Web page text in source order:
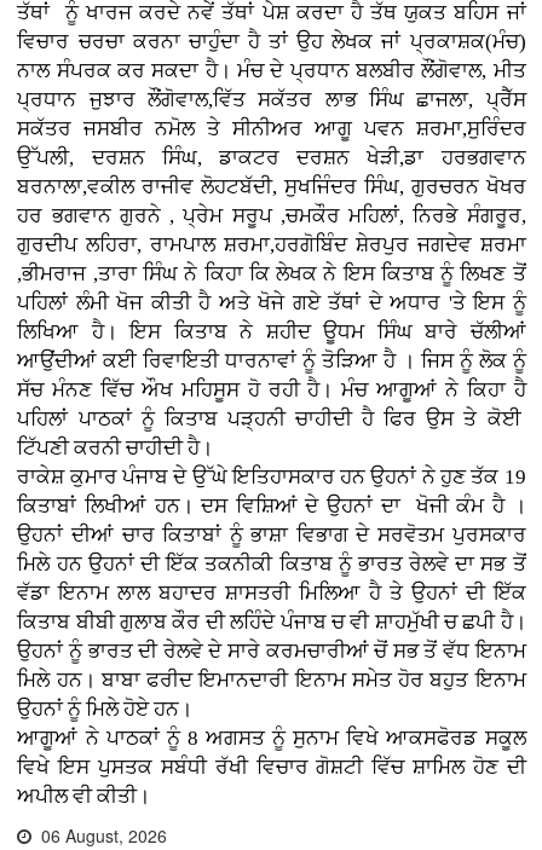
ਤੱਥਾਂ ਨੂੰ ਖਾਰਜ ਕਰਦੇ ਨਵੇਂ ਤੱਥਾਂ ਪੇਸ਼ ਕਰਦਾ ਹੈ ਤੱਥ ਯੁਕਤ ਬਹਿਸ ਜਾਂ
ਵਿਚਾਰ ਚਰਚਾ ਕਰਨਾ ਚਾਹੁੰਦਾ ਹੈ ਤਾਂ ਉਹ ਲੇਖਕ ਜਾਂ ਪ੍ਰਕਾਸ਼ਕ(ਮੰਚ)
ਨਾਲ ਸੰਪਰਕ ਕਰ ਸਕਦਾ ਹੈ। ਮੰਚ ਦੇ ਪ੍ਰਧਾਨ ਬਲਬੀਰ ਲੌਂਗੋਵਾਲ, ਮੀਤ
ਪ੍ਰਧਾਨ ਜੁਝਾਰ ਲੌਂਗੋਵਾਲ,ਵਿੱਤ ਸਕੱਤਰ ਲਾਭ ਸਿੰਘ ਛਾਜਲਾ, ਪ੍ਰੈੱਸ
ਸਕੱਤਰ ਜਸਬੀਰ ਨਮੋਲ ਤੇ ਸੀਨੀਅਰ ਆਗੂ ਪਵਨ ਸ਼ਰਮਾ,ਸੁਰਿੰਦਰ
ਉੱਪਲੀ, ਦਰਸ਼ਨ ਸਿੰਘ, ਡਾਕਟਰ ਦਰਸ਼ਨ ਖੇੜੀ,ਡਾ ਹਰਭਗਵਾਨ
ਬਰਨਾਲਾ,ਵਕੀਲ ਰਾਜੀਵ ਲੋਹਟਬੱਦੀ, ਸੁਖਜਿੰਦਰ ਸਿੰਘ, ਗੁਰਚਰਨ ਖੋਖਰ
ਹਰ ਭਗਵਾਨ ਗੁਰਨੇ , ਪ੍ਰੇਮ ਸਰੂਪ ,ਚਮਕੌਰ ਮਹਿਲਾਂ, ਨਿਰਭੇ ਸੰਗਰੂਰ,
ਗੁਰਦੀਪ ਲਹਿਰਾ, ਰਾਮਪਾਲ ਸ਼ਰਮਾ,ਹਰਗੋਬਿੰਦ ਸ਼ੇਰਪੁਰ ਜਗਦੇਵ ਸ਼ਰਮਾ
,ਭੀਮਰਾਜ ,ਤਾਰਾ ਸਿੰਘ ਨੇ ਕਿਹਾ ਕਿ ਲੇਖਕ ਨੇ ਇਸ ਕਿਤਾਬ ਨੂੰ ਲਿਖਣ ਤੋਂ
ਪਹਿਲਾਂ ਲੰਮੀ ਖੋਜ ਕੀਤੀ ਹੈ ਅਤੇ ਖੋਜੇ ਗਏ ਤੱਥਾਂ ਦੇ ਅਧਾਰ 'ਤੇ ਇਸ ਨੂੰ
ਲਿਖਿਆ ਹੈ। ਇਸ ਕਿਤਾਬ ਨੇ ਸ਼ਹੀਦ ਊਧਮ ਸਿੰਘ ਬਾਰੇ ਚੱਲੀਆਂ
ਆਉਂਦੀਆਂ ਕਈ ਰਿਵਾਇਤੀ ਧਾਰਨਾਵਾਂ ਨੂੰ ਤੋੜਿਆ ਹੈ । ਜਿਸ ਨੂੰ ਲੋਕ ਨੂੰ
ਸੱਚ ਮੰਨਣ ਵਿੱਚ ਔਖ ਮਹਿਸੂਸ ਹੋ ਰਹੀ ਹੈ। ਮੰਚ ਆਗੂਆਂ ਨੇ ਕਿਹਾ ਹੈ
ਪਹਿਲਾਂ ਪਾਠਕਾਂ ਨੂੰ ਕਿਤਾਬ ਪੜ੍ਹਨੀ ਚਾਹੀਦੀ ਹੈ ਫਿਰ ਉਸ ਤੇ ਕੋਈ
ਟਿੱਪਣੀ ਕਰਨੀ ਚਾਹੀਦੀ ਹੈ।
ਰਾਕੇਸ਼ ਕੁਮਾਰ ਪੰਜਾਬ ਦੇ ਉੱਘੇ ਇਤਿਹਾਸਕਾਰ ਹਨ ਉਹਨਾਂ ਨੇ ਹੁਣ ਤੱਕ 19
ਕਿਤਾਬਾਂ ਲਿਖੀਆਂ ਹਨ। ਦਸ ਵਿਸ਼ਿਆਂ ਦੇ ਉਹਨਾਂ ਦਾ ਖੋਜੀ ਕੰਮ ਹੈ ।
ਉਹਨਾਂ ਦੀਆਂ ਚਾਰ ਕਿਤਾਬਾਂ ਨੂੰ ਭਾਸ਼ਾ ਵਿਭਾਗ ਦੇ ਸਰਵੋਤਮ ਪੁਰਸਕਾਰ
ਮਿਲੇ ਹਨ ਉਹਨਾਂ ਦੀ ਇੱਕ ਤਕਨੀਕੀ ਕਿਤਾਬ ਨੂੰ ਭਾਰਤ ਰੇਲਵੇ ਦਾ ਸਭ ਤੋਂ
ਵੱਡਾ ਇਨਾਮ ਲਾਲ ਬਹਾਦਰ ਸ਼ਾਸਤਰੀ ਮਿਲਿਆ ਹੈ ਤੇ ਉਹਨਾਂ ਦੀ ਇੱਕ
ਕਿਤਾਬ ਬੀਬੀ ਗੁਲਾਬ ਕੌਰ ਦੀ ਲਹਿੰਦੇ ਪੰਜਾਬ ਚ ਵੀ ਸ਼ਾਹਮੁੱਖੀ ਚ ਛਪੀ ਹੈ।
ਉਹਨਾਂ ਨੂੰ ਭਾਰਤ ਦੀ ਰੇਲਵੇ ਦੇ ਸਾਰੇ ਕਰਮਚਾਰੀਆਂ ਚੋਂ ਸਭ ਤੋਂ ਵੱਧ ਇਨਾਮ
ਮਿਲੇ ਹਨ। ਬਾਬਾ ਫਰੀਦ ਇਮਾਨਦਾਰੀ ਇਨਾਮ ਸਮੇਤ ਹੋਰ ਬਹੁਤ ਇਨਾਮ
ਉਹਨਾਂ ਨੂੰ ਮਿਲੇ ਹੋਏ ਹਨ।
ਆਗੂਆਂ ਨੇ ਪਾਠਕਾਂ ਨੂੰ 8 ਅਗਸਤ ਨੂੰ ਸੁਨਾਮ ਵਿਖੇ ਆਕਸਫੋਰਡ ਸਕੂਲ
ਵਿਖੇ ਇਸ ਪੁਸਤਕ ਸਬੰਧੀ ਰੱਖੀ ਵਿਚਾਰ ਗੋਸ਼ਟੀ ਵਿੱਚ ਸ਼ਾਮਿਲ ਹੋਣ ਦੀ
ਅਪੀਲ ਵੀ ਕੀਤੀ।
06 August, 2026